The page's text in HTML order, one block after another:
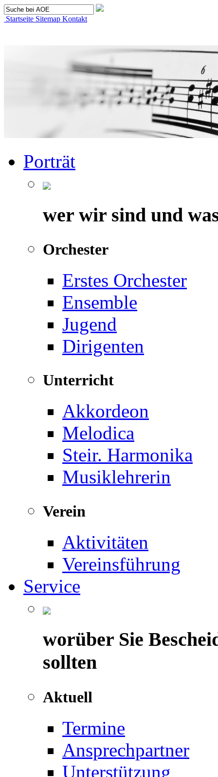
Startseite Sitemap Kontakt
Porträt
wer wir sind und
Orchester
Erstes Orchester
Ensemble
Jugend
Dirigenten
Unterricht
Akkordeon
Melodica
Steir. Harmonika
Musiklehrerin
Verein
Aktivitäten
Vereinsführung
Service
worüber Sie
sollten
Aktuell
Termine
Ansprechpartner
Unterstützung